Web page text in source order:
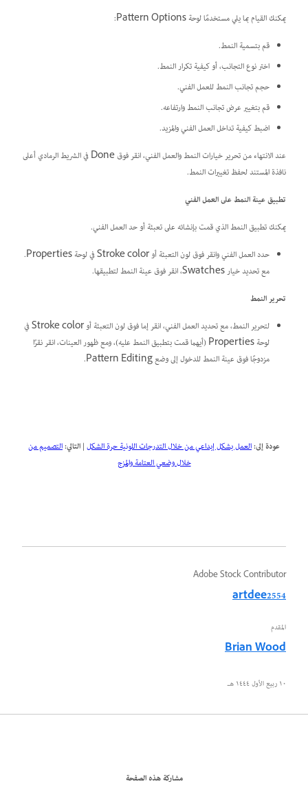
يمكنك القيام بما يلي مستخدمًا لوحة Pattern Options:
قم بتسمية النمط.
اختر نوع التجانب، أو كيفية تكرار النمط.
حجم تجانب النمط للعمل الفني.
قم بتغيير عرض تجانب النمط وارتفاعه.
اضبط كيفية تداخل العمل الفني والمزيد.
عند الانتهاء من تحرير خيارات النمط والعمل الفني، انقر فوق Done في الشريط الرمادي أعلى
نافذة المستند لحفظ تغييرات النمط.
تطبيق عينة النمط على العمل الفني
يمكنك تطبيق النمط الذي قمت بإنشائه على تعبئة أو حد العمل الفني.
حدد العمل الفني وانقر فوق لون التعبئة أو Stroke color في لوحة Properties.
مع تحديد خيار Swatches، انقر فوق عينة النمط لتطبيقها.
تحرير النمط
لتحرير النمط، مع تحديد العمل الفني، انقر إما فوق لون التعبئة أو Stroke color في
لوحة Properties (أيهما قمت بتطبيق النمط عليه)، ومع ظهور العينات، انقر نقرًا
مزدوجًا فوق عينة النمط للدخول إلى وضع Pattern Editing.
عودة إلى:العمل بشكل إبداعي من خلال التدرجات اللونية حرة الشكل|التالي:التصميم من
خلال وضعي العتامة والمزج
Adobe Stock Contributor
artdee2554
المقدم
Brian Wood
١٠ ربيع الأول ١٤٤٤ هـ
مشاركة هذه الصفحة